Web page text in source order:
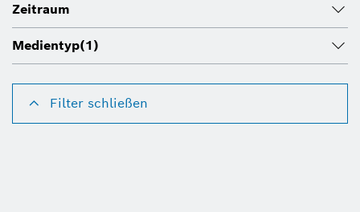
Zeitraum
Medientyp(1)
Filter schließen